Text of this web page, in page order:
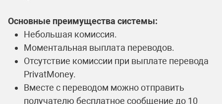
Основные преимущества системы:
Небольшая комиссия.
Моментальная выплата переводов.
Отсутствие комиссии при выплате перевода
PrivatMoney.
Вместе с переводом можно отправить
получателю бесплатное сообщение до 10